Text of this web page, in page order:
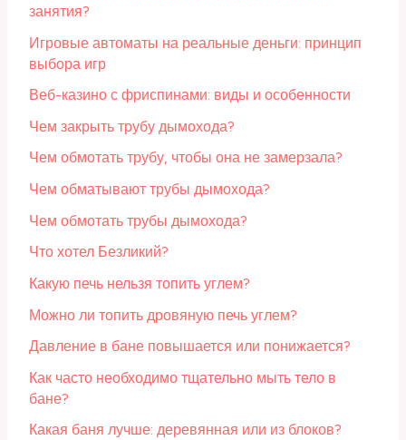
занятия?
Игровые автоматы на реальные деньги: принцип
выбора игр
Веб-казино с фриспинами: виды и особенности
Чем закрыть трубу дымохода?
Чем обмотать трубу, чтобы она не замерзала?
Чем обматывают трубы дымохода?
Чем обмотать трубы дымохода?
Что хотел Безликий?
Какую печь нельзя топить углем?
Можно ли топить дровяную печь углем?
Давление в бане повышается или понижается?
Как часто необходимо тщательно мыть тело в
бане?
Какая баня лучше: деревянная или из блоков?